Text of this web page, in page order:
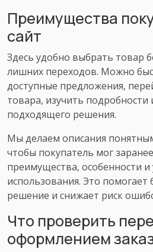
Преимущества
сайт
Здесь удобно выбрать товар
лишних переходов. Можно
доступные предложения,
товара, изучить
подходящего решения.
Мы делаем описания
чтобы покупатель мог
преимущества, особенности и
использования. Это помогает
решение и снижает риск
Что проверить
оформлением